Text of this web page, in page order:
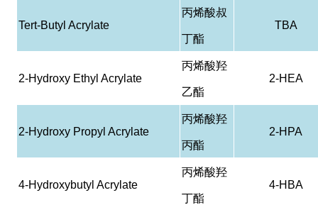
Tert-Butyl Acrylate
丙烯酸叔
丁酯
TBA
2-Hydroxy Ethyl Acrylate
丙烯酸羟
乙酯
2-HEA
2-Hydroxy Propyl Acrylate
丙烯酸羟
丙酯
2-HPA
4-Hydroxybutyl Acrylate
丙烯酸羟
丁酯
4-HBA